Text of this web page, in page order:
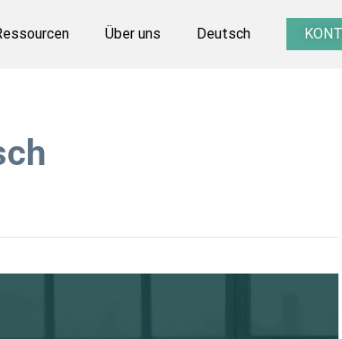
Über uns Deutsch